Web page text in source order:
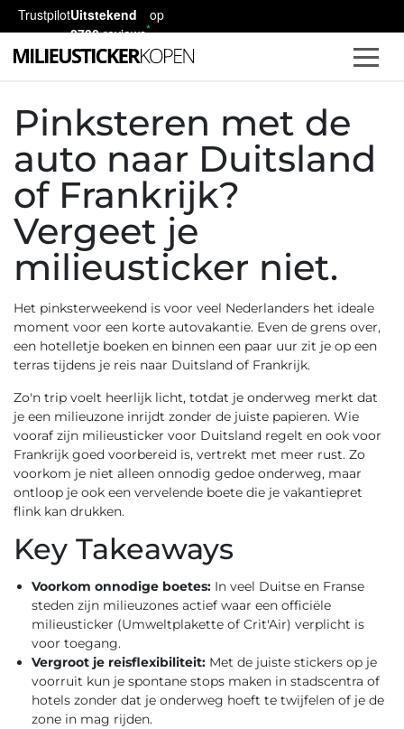
TrustpilotUitstekend
2730reviews
op
Pinksteren met de
auto naar Duitsland
of Frankrijk?
Vergeet je
milieusticker niet.
Het pinksterweekend is voor veel Nederlanders het ideale
moment voor een korte autovakantie. Even de grens over,
een hotelletje boeken en binnen een paar uur zit je op een
terras tijdens je reis naar Duitsland of Frankrijk.
Zo'n trip voelt heerlijk licht, totdat je onderweg merkt dat
je een milieuzone inrijdt zonder de juiste papieren. Wie
vooraf zijn milieusticker voor Duitsland regelt en ook voor
Frankrijk goed voorbereid is, vertrekt met meer rust. Zo
voorkom je niet alleen onnodig gedoe onderweg, maar
ontloop je ook een vervelende boete die je vakantiepret
flink kan drukken.
Key Takeaways
Voorkom onnodige boetes: In veel Duitse en Franse
steden zijn milieuzones actief waar een officiële
milieusticker (Umweltplakette of Crit'Air) verplicht is
voor toegang.
Vergroot je reisflexibiliteit: Met de juiste stickers op je
voorruit kun je spontane stops maken in stadscentra of
hotels zonder dat je onderweg hoeft te twijfelen of je de
zone in mag rijden.